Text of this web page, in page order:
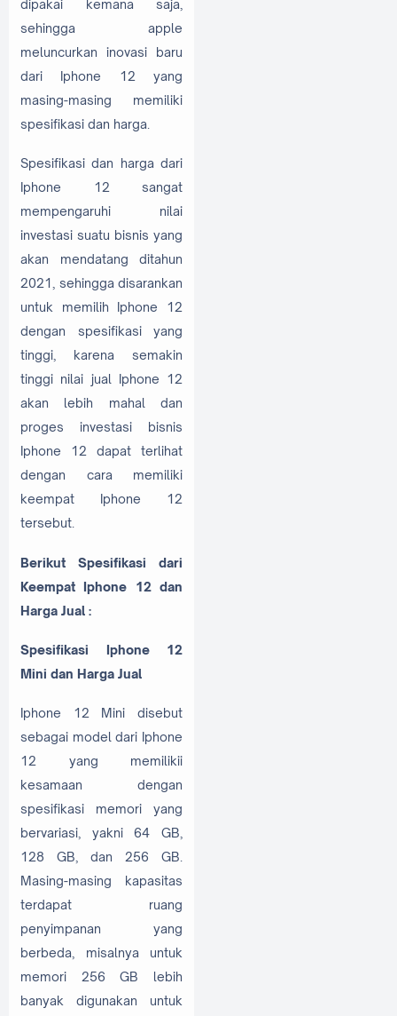
dipakai kemana saja,
sehingga apple
meluncurkan inovasi baru
dari Iphone 12 yang
masing-masing memiliki
spesifikasi dan harga.
Spesifikasi dan harga dari
Iphone 12 sangat
mempengaruhi nilai
investasi suatu bisnis yang
akan mendatang ditahun
2021, sehingga disarankan
untuk memilih Iphone 12
dengan spesifikasi yang
tinggi, karena semakin
tinggi nilai jual Iphone 12
akan lebih mahal dan
proges investasi bisnis
Iphone 12 dapat terlihat
dengan cara memiliki
keempat Iphone 12
tersebut.
Berikut Spesifikasi dari
Keempat Iphone 12 dan
Harga Jual :
Spesifikasi Iphone 12
Mini dan Harga Jual
Iphone 12 Mini disebut
sebagai model dari Iphone
12 yang memilikii
kesamaan dengan
spesifikasi memori yang
bervariasi, yakni 64 GB,
128 GB, dan 256 GB.
Masing-masing kapasitas
terdapat ruang
penyimpanan yang
berbeda, misalnya untuk
memori 256 GB lebih
banyak digunakan untuk